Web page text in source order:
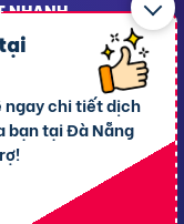
ngay chi tiết dịch
bạn tại Đà Nẵng
NHANH
Tân An, TP.
24/01/2022 - Cơ
– Sở kế hoạch và
nại